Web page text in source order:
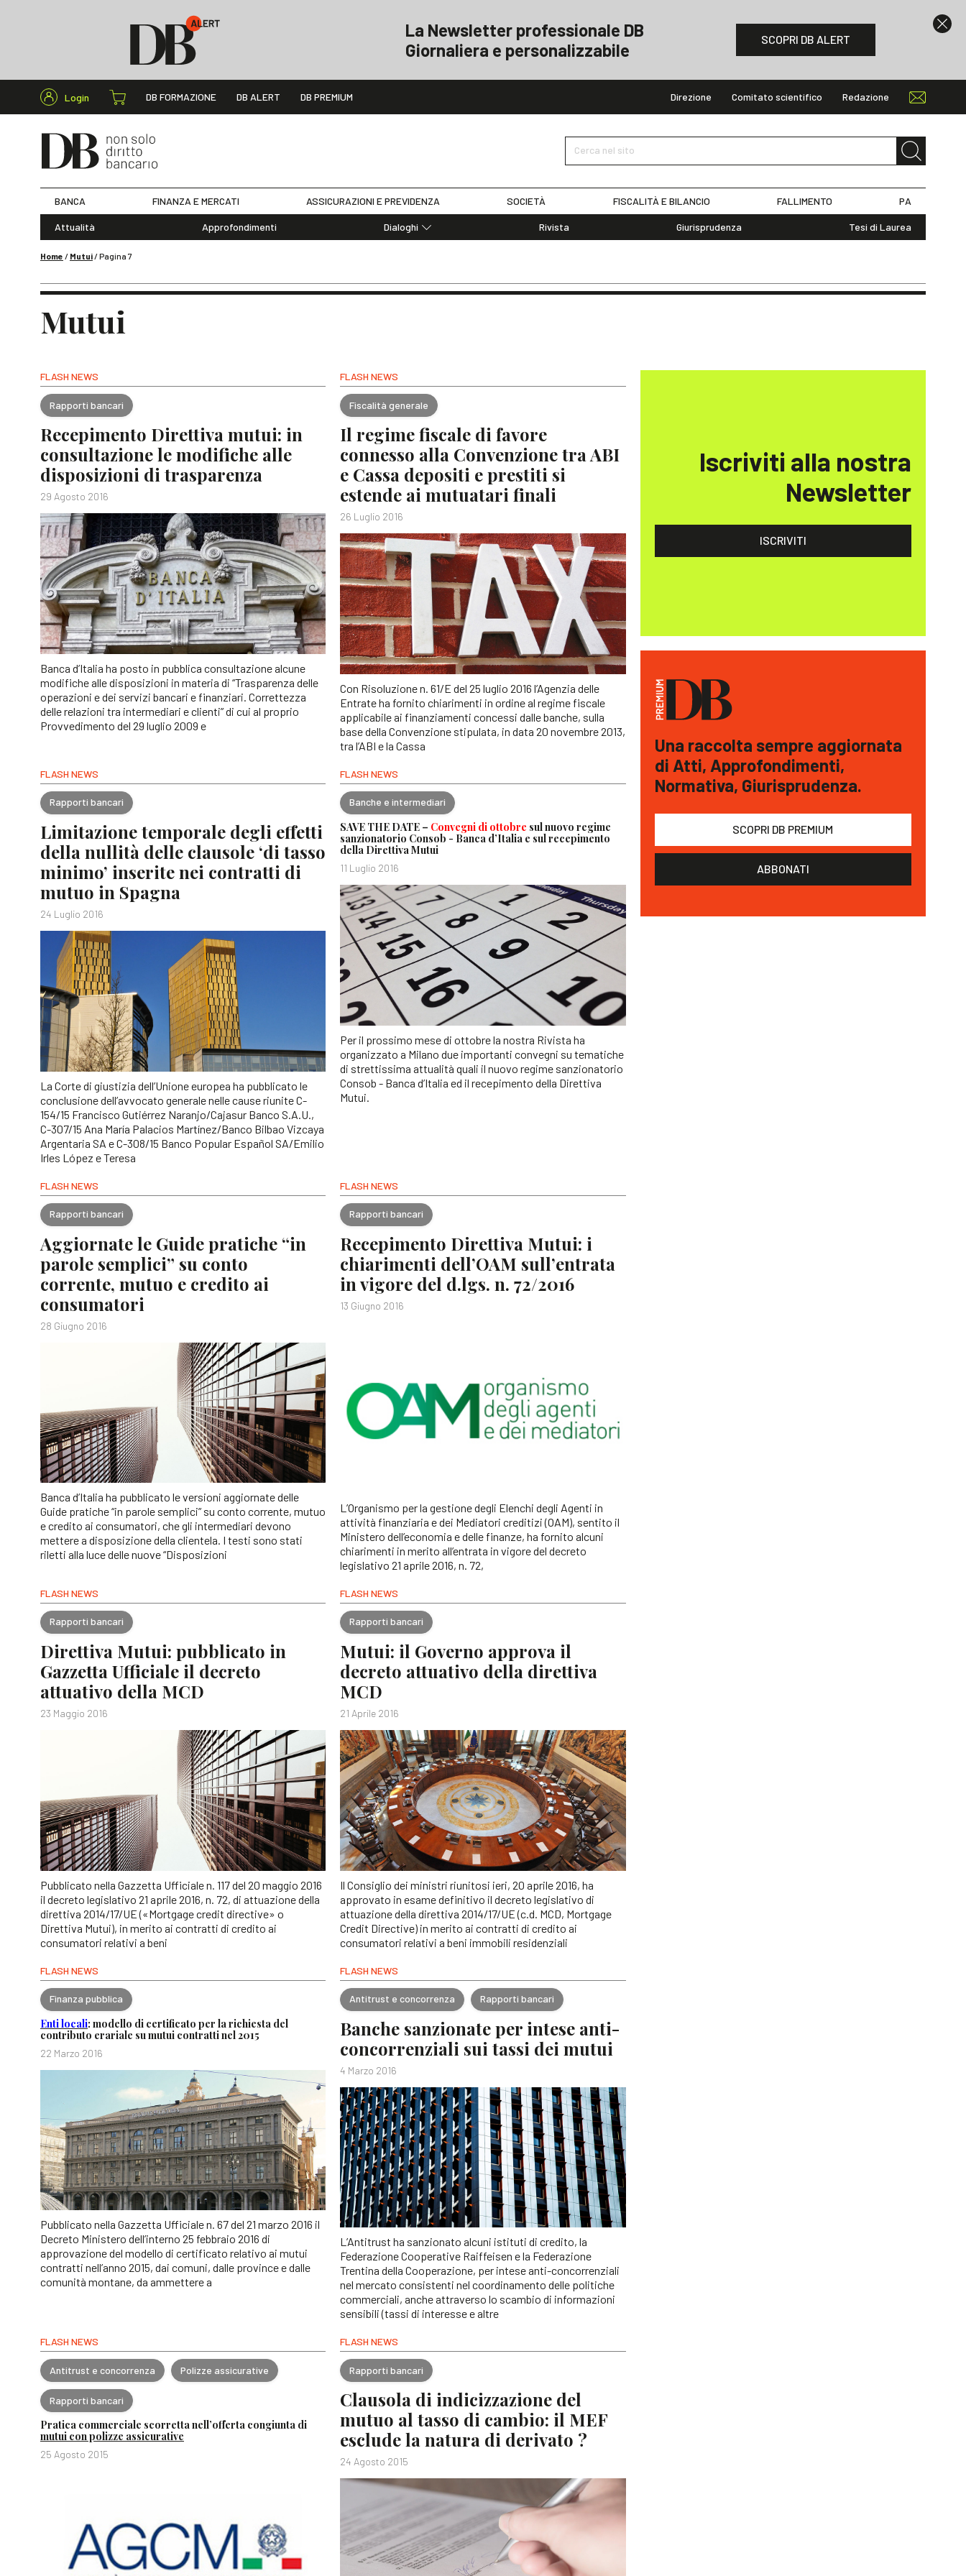
La Newsletter professionale DB
Giornaliera e personalizzabile
SCOPRI DB ALERT
Login DB FORMAZIONE DB ALERT DB PREMIUM Direzione Comitato scientifico Redazione
Cerca nel sito
BANCA FINANZA E MERCATI ASSICURAZIONI E PREVIDENZA SOCIETÀ FISCALITÀ E BILANCIO FALLIMENTO PA
Attualità Approfondimenti
Dialoghi
Articoli
Rivista Giurisprudenza Tesi di Laurea
Home / Mutui/Pagina 7
Mutui
FLASH NEWS
Rapporti bancari
Recepimento Direttiva mutui: in
consultazione le modifiche alle
disposizioni di trasparenza
29 Agosto 2016
Banca d’Italia ha posto in pubblica consultazione alcune
modifiche alle disposizioni in materia di “Trasparenza delle
operazioni e dei servizi bancari e finanziari. Correttezza
delle relazioni tra intermediari e clienti” di cui al proprio
Provvedimento del 29 luglio 2009 e
FLASH NEWS
Fiscalità generale
Il regime fiscale di favore
connesso alla Convenzione tra ABI
e Cassa depositi e prestiti si
estende ai mutuatari finali
26 Luglio 2016
Con Risoluzione n. 61/E del 25 luglio 2016 l’Agenzia delle
Entrate ha fornito chiarimenti in ordine al regime fiscale
applicabile ai finanziamenti concessi dalle banche, sulla
base della Convenzione stipulata, in data 20 novembre 2013,
tra l’ABI e la Cassa
FLASH NEWS
Rapporti bancari
Limitazione temporale degli effetti
della nullità delle clausole ‘di tasso
minimo’ inserite nei contratti di
mutuo in Spagna
24 Luglio 2016
La Corte di giustizia dell’Unione europea ha pubblicato le
conclusione dell’avvocato generale nelle cause riunite C-
154/15 Francisco Gutiérrez Naranjo/Cajasur Banco S.A.U.,
C-307/15 Ana María Palacios Martínez/Banco Bilbao Vizcaya
Argentaria SA e C-308/15 Banco Popular Español SA/Emilio
Irles López e Teresa
FLASH NEWS
Banche e intermediari
SAVE THE DATE – Convegni di ottobre sul nuovo regime
sanzionatorio Consob - Banca d’Italia e sul recepimento
della Direttiva Mutui
11 Luglio 2016
Per il prossimo mese di ottobre la nostra Rivista ha
organizzato a Milano due importanti convegni su tematiche
di strettissima attualità quali il nuovo regime sanzionatorio
Consob - Banca d’Italia ed il recepimento della Direttiva
Mutui.
FLASH NEWS
Rapporti bancari
Aggiornate le Guide pratiche “in
parole semplici” su conto
corrente, mutuo e credito ai
consumatori
28 Giugno 2016
Banca d’Italia ha pubblicato le versioni aggiornate delle
Guide pratiche “in parole semplici” su conto corrente, mutuo
e credito ai consumatori, che gli intermediari devono
mettere a disposizione della clientela. I testi sono stati
riletti alla luce delle nuove “Disposizioni
FLASH NEWS
Rapporti bancari
Recepimento Direttiva Mutui: i
chiarimenti dell’OAM sull’entrata
in vigore del d.lgs. n. 72/2016
13 Giugno 2016
L’Organismo per la gestione degli Elenchi degli Agenti in
attività finanziaria e dei Mediatori creditizi (OAM), sentito il
Ministero dell’economia e delle finanze, ha fornito alcuni
chiarimenti in merito all’entrata in vigore del decreto
legislativo 21 aprile 2016, n. 72,
FLASH NEWS
Rapporti bancari
Direttiva Mutui: pubblicato in
Gazzetta Ufficiale il decreto
attuativo della MCD
23 Maggio 2016
Pubblicato nella Gazzetta Ufficiale n. 117 del 20 maggio 2016
il decreto legislativo 21 aprile 2016, n. 72, di attuazione della
direttiva 2014/17/UE («Mortgage credit directive» o
Direttiva Mutui), in merito ai contratti di credito ai
consumatori relativi a beni
FLASH NEWS
Rapporti bancari
Mutui: il Governo approva il
decreto attuativo della direttiva
MCD
21 Aprile 2016
Il Consiglio dei ministri riunitosi ieri, 20 aprile 2016, ha
approvato in esame definitivo il decreto legislativo di
attuazione della direttiva 2014/17/UE (c.d. MCD, Mortgage
Credit Directive) in merito ai contratti di credito ai
consumatori relativi a beni immobili residenziali
FLASH NEWS
Finanza pubblica
Enti locali: modello di certificato per la richiesta del
contributo erariale su mutui contratti nel 2015
22 Marzo 2016
Pubblicato nella Gazzetta Ufficiale n. 67 del 21 marzo 2016 il
Decreto Ministero dell’interno 25 febbraio 2016 di
approvazione del modello di certificato relativo ai mutui
contratti nell’anno 2015, dai comuni, dalle province e dalle
comunità montane, da ammettere a
FLASH NEWS
Antitrust e concorrenza Rapporti bancari
Banche sanzionate per intese anti-
concorrenziali sui tassi dei mutui
4 Marzo 2016
L’Antitrust ha sanzionato alcuni istituti di credito, la
Federazione Cooperative Raiffeisen e la Federazione
Trentina della Cooperazione, per intese anti-concorrenziali
nel mercato consistenti nel coordinamento delle politiche
commerciali, anche attraverso lo scambio di informazioni
sensibili (tassi di interesse e altre
FLASH NEWS
Antitrust e concorrenza Polizze assicurative
Rapporti bancari
Pratica commerciale scorretta nell’offerta congiunta di
mutui con polizze assicurative
25 Agosto 2015
FLASH NEWS
Rapporti bancari
Clausola di indicizzazione del
mutuo al tasso di cambio: il MEF
esclude la natura di derivato ?
24 Agosto 2015
Iscriviti alla nostra
Newsletter
ISCRIVITI
Una raccolta sempre aggiornata
di Atti, Approfondimenti,
Normativa, Giurisprudenza.
SCOPRI DB PREMIUM
ABBONATI